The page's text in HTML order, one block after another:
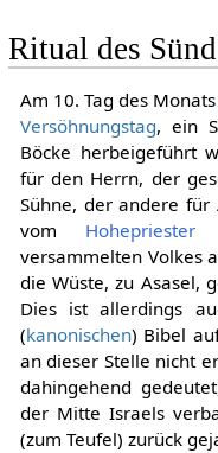
Ritual des
Am 10. Tag des Monats
Versöhnungstag, ein
Böcke herbeigeführt
für den Herrn, der
Sühne, der andere für
vom Hohepriester
versammelten Volkes
die Wüste, zu Asasel,
Dies ist allerdings
(kanonischen) Bibel
an dieser Stelle nicht
dahingehend
der Mitte Israels
(zum Teufel) zurück